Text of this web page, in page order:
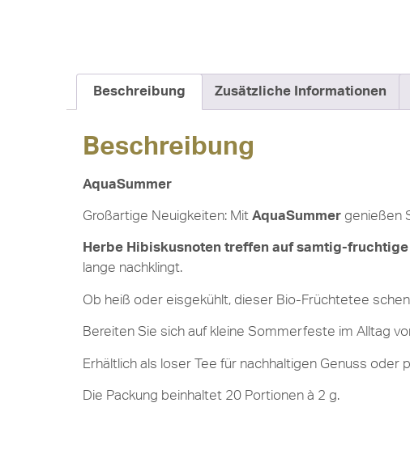
Beschreibung Zusätzliche Informationen
Beschreibung
AquaSummer
Großartige Neuigkeiten: Mit AquaSummer genießen
Herbe Hibiskusnoten treffen auf samtig-
lange nachklingt.
Ob heiß oder eisgekühlt, dieser Bio-Früchtetee
Bereiten Sie sich auf kleine Sommerfeste im Alltag
Erhältlich als loser Tee für nachhaltigen Genuss oder
Die Packung beinhaltet 20 Portionen à 2 g.